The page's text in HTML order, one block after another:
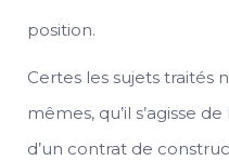
position.
Certes les sujets traités
mêmes, qu’il s’agisse
d’un contrat de